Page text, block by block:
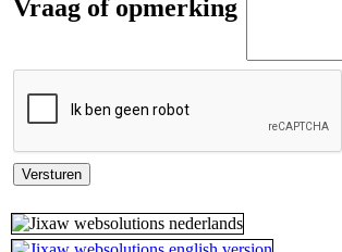
Vraag of opmerking